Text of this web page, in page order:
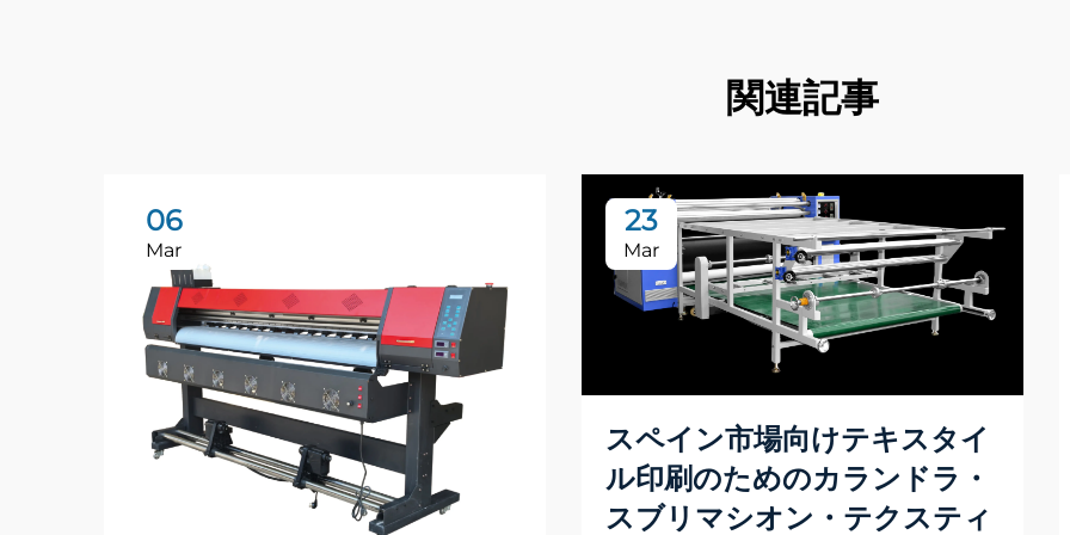
関連記事
06
Mar
23
Mar
スペイン市場向けテキスタイ
ル印刷のためのカランドラ・
スブリマシオン・テクスティ